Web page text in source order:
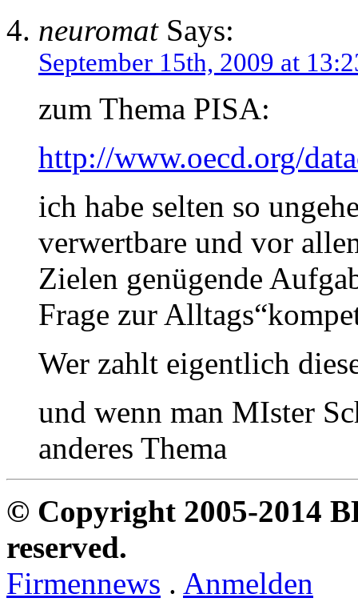
neuromatSays:
September 15th, 2009 at
zum Thema PISA:
http://www.oecd.org/
ich habe selten so
verwertbare und vor
Zielen genügende
Frage zur
Wer zahlt eigentlich
und wenn man MIster
anderes Thema
© Copyright 2005-2014
reserved.
Firmennews . Anmelden